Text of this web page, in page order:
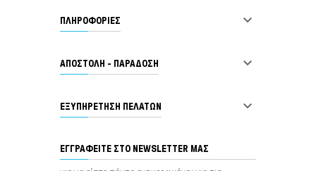
ΠΛΗΡΟΦΟΡΙΕΣ 
ΑΠΟΣΤΟΛΗ - ΠΑΡΑΔΟΣΗ 
ΕΞΥΠΗΡΈΤΗΣΗ ΠΕΛΑΤΏΝ 
ΕΓΓΡΑΦΕΊΤΕ ΣΤΟ NEWSLETTER ΜΑΣ